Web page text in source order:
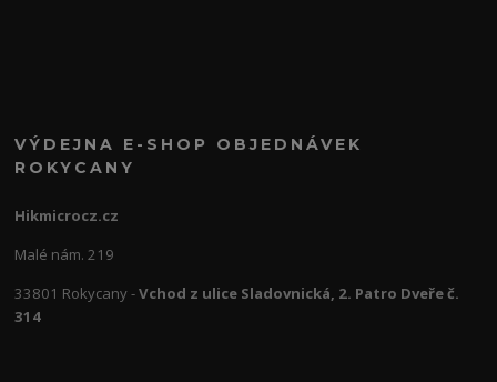
VÝDEJNA E-SHOP OBJEDNÁVEK
ROKYCANY
Hikmicrocz.cz
Malé nám. 219
33801 Rokycany -Vchod z ulice Sladovnická, 2. Patro Dveře č.
314